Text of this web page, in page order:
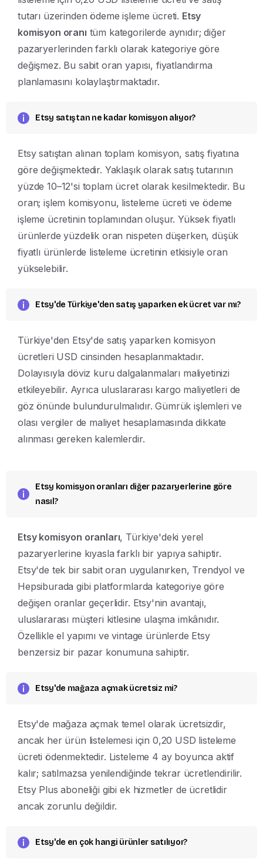
tutarı üzerinden ödeme işleme ücreti. Etsy
komisyon oranı tüm kategorilerde aynıdır; diğer
pazaryerlerinden farklı olarak kategoriye göre
değişmez. Bu sabit oran yapısı, fiyatlandırma
planlamasını kolaylaştırmaktadır.
Etsy satıştan ne kadar komisyon alıyor?
Etsy satıştan alınan toplam komisyon, satış fiyatına
göre değişmektedir. Yaklaşık olarak satış tutarının
yüzde 10–12'si toplam ücret olarak kesilmektedir. Bu
oran; işlem komisyonu, listeleme ücreti ve ödeme
işleme ücretinin toplamından oluşur. Yüksek fiyatlı
ürünlerde yüzdelik oran nispeten düşerken, düşük
fiyatlı ürünlerde listeleme ücretinin etkisiyle oran
yükselebilir.
Etsy'de Türkiye'den satış yaparken ek ücret var mı?
Türkiye'den Etsy'de satış yaparken komisyon
ücretleri USD cinsinden hesaplanmaktadır.
Dolayısıyla döviz kuru dalgalanmaları maliyetinizi
etkileyebilir. Ayrıca uluslararası kargo maliyetleri de
göz önünde bulundurulmalıdır. Gümrük işlemleri ve
olası vergiler de maliyet hesaplamasında dikkate
alınması gereken kalemlerdir.
Etsy komisyon oranları diğer pazaryerlerine göre
nasıl?
Etsy komisyon oranları, Türkiye'deki yerel
pazaryerlerine kıyasla farklı bir yapıya sahiptir.
Etsy'de tek bir sabit oran uygulanırken, Trendyol ve
Hepsiburada gibi platformlarda kategoriye göre
değişen oranlar geçerlidir. Etsy'nin avantajı,
uluslararası müşteri kitlesine ulaşma imkânıdır.
Özellikle el yapımı ve vintage ürünlerde Etsy
benzersiz bir pazar konumuna sahiptir.
Etsy'de mağaza açmak ücretsiz mi?
Etsy'de mağaza açmak temel olarak ücretsizdir,
ancak her ürün listelemesi için 0,20 USD listeleme
ücreti ödenmektedir. Listeleme 4 ay boyunca aktif
kalır; satılmazsa yenilendiğinde tekrar ücretlendirilir.
Etsy Plus aboneliği gibi ek hizmetler de ücretlidir
ancak zorunlu değildir.
Etsy'de en çok hangi ürünler satılıyor?